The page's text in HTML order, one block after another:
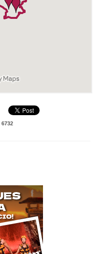
6732